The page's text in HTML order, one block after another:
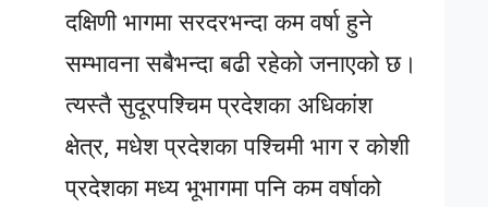
दक्षिणी भागमा सरदरभन्दा कम वर्षा हुने
सम्भावना सबैभन्दा बढी रहेको जनाएको छ।
त्यस्तै सुदूरपश्चिम प्रदेशका अधिकांश
क्षेत्र, मधेश प्रदेशका पश्चिमी भाग र कोशी
प्रदेशका मध्य भूभागमा पनि कम वर्षाको